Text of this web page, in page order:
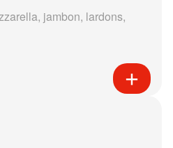
jambon, lardons,